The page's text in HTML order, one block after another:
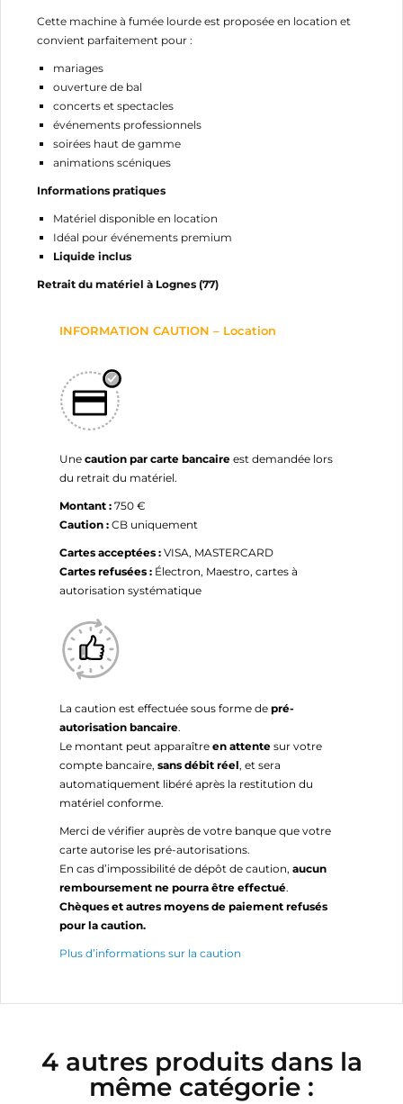
Cette machine à fumée lourde est proposée en location et
convient parfaitement pour :
mariages
ouverture de bal
concerts et spectacles
événements professionnels
soirées haut de gamme
animations scéniques
Informations pratiques
Matériel disponible en location
Idéal pour événements premium
Liquide inclus
Retrait du matériel à Lognes (77)
INFORMATION CAUTION – Location
Une caution par carte bancaire est demandée lors
du retrait du matériel.
Montant : 750 €
Caution : CB uniquement
Cartes acceptées : VISA, MASTERCARD
Cartes refusées : Électron, Maestro, cartes à
autorisation systématique
La caution est effectuée sous forme de pré-
autorisation bancaire.
Le montant peut apparaître en attente sur votre
compte bancaire, sans débit réel, et sera
automatiquement libéré après la restitution du
matériel conforme.
Merci de vérifier auprès de votre banque que votre
carte autorise les pré-autorisations.
En cas d’impossibilité de dépôt de caution, aucun
remboursement ne pourra être effectué.
Chèques et autres moyens de paiement refusés
pour la caution.
Plus d’informations sur la caution
4 autres produits dans la
même catégorie :
MES LISTES
Annuler
Vous devez être connecté pour ajouter des produits
à votre liste d'envies.
Annuler